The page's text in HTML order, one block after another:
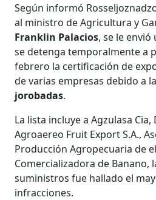
Según informó
al ministro de Agricultura y
Franklin Palacios, se le
se detenga temporalmente a
febrero la certificación de
de varias empresas debido a
jorobadas.
La lista incluye a Agzulasa Cia,
Agroaereo Fruit Export S.A.,
Producción Agropecuaria de
Comercializadora de Banano,
suministros fue hallado el
infracciones.